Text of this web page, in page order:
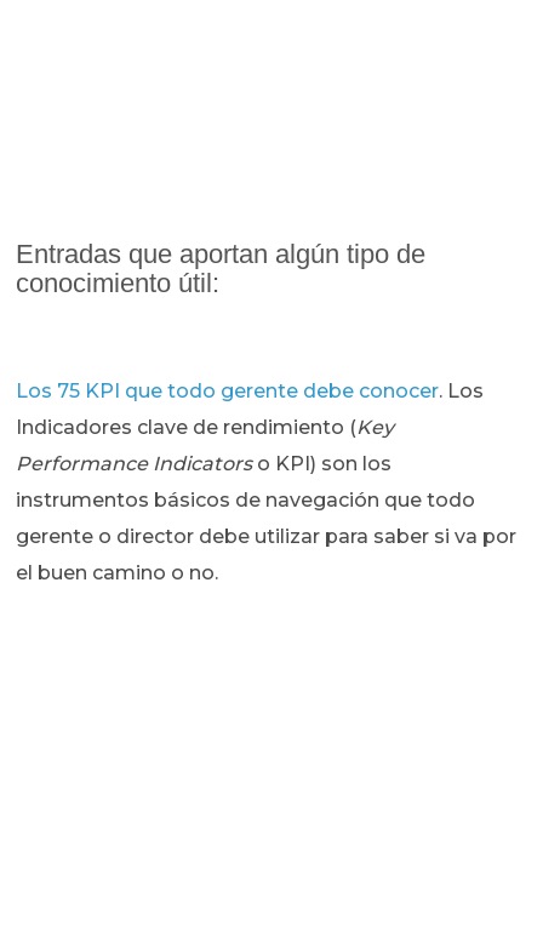
Entradas que aportan algún tipo de
conocimiento útil:
Los 75 KPI que todo gerente debe conocer. Los
Indicadores clave de rendimiento (Key
Performance Indicatorso KPI) son los
instrumentos básicos de navegación que todo
gerente o director debe utilizar para saber si va por
el buen camino o no.